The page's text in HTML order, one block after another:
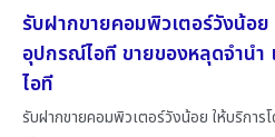
รับฝากขายคอมพิวเตอร์วังน้อ
อุปกรณ์ไอที ขายของหลุดจำน
ไอที
รับฝากขายคอมพิวเตอร์วังน้อย ให้บริการ